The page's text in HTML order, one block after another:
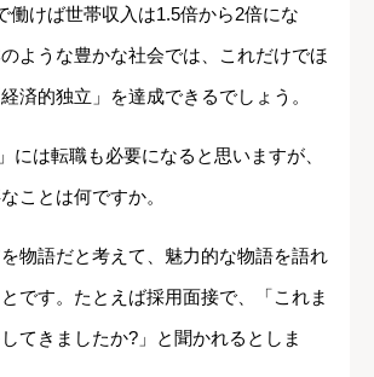
働けば世帯収入は1.5倍から2倍にな
ような豊かな社会では、これだけでほ
済的独立」を達成できるでしょう。
には転職も必要になると思いますが、
ことは何ですか。
物語だと考えて、魅力的な物語を語れ
です。たとえば採用面接で、「これま
てきましたか?」と聞かれるとしま